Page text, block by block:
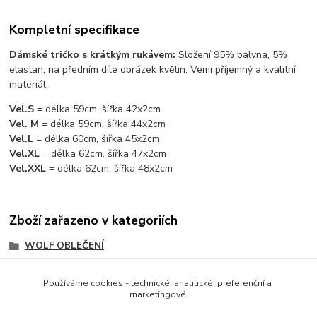
Kompletní specifikace
Dámské tričko s krátkým rukávem: Složení 95% balvna, 5%
elastan, na předním díle obrázek květin. Vemi příjemný a kvalitní
materiál.
Vel.S = délka 59cm, šířka 42x2cm
Vel. M = délka 59cm, šířka 44x2cm
Vel.L = délka 60cm, šířka 45x2cm
Vel.XL = délka 62cm, šířka 47x2cm
Vel.XXL = délka 62cm, šířka 48x2cm
Zboží zařazeno v kategoriích
WOLF OBLEČENÍ
DÁMSKÉ A PÁNSKÉ WOLF
Používáme cookies - technické, analitické, preferenční a
marketingové.